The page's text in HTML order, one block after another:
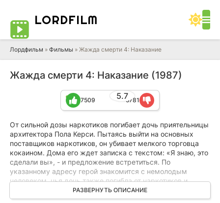
LORDFILM
Лордфильм » Фильмы » Жажда смерти 4: Наказание
Жажда смерти 4: Наказание (1987)
5.7
7509 5781
От сильной дозы наркотиков погибает дочь приятельницы
архитектора Пола Керси. Пытаясь выйти на основных
поставщиков наркотиков, он убивает мелкого торговца
кокаином. Дома его ждет записка с текстом: «Я знаю, это
сделали вы», - и предложение встретиться. По
указанному адресу герой знакомится с немолодым
человеком, чья дочь также погибла от наркотиков и
который тоже мечтает отомстить мафии.
РАЗВЕРНУТЬ ОПИСАНИЕ